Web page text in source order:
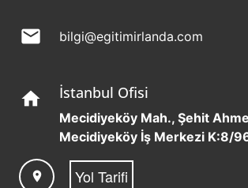
mail bilgi@egitimirlanda.com
home İstanbul Ofisi
Mecidiyeköy Mah., Şehit
Mecidiyeköy İş Merkezi K:8/
location_on Yol Tarifi